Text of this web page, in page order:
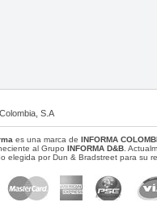
S.A
es una marca de INFORMA
al Grupo INFORMA D&B .
elegida por Dun & Bradstreet para su